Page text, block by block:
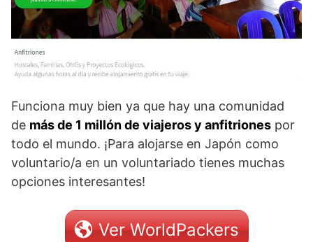
Funciona muy bien ya que hay una comunidad
de más de 1 millón de viajeros y anfitriones por
todo el mundo. ¡Para alojarse en Japón como
voluntario/a en un voluntariado tienes muchas
opciones interesantes!
Ver WorldPackers